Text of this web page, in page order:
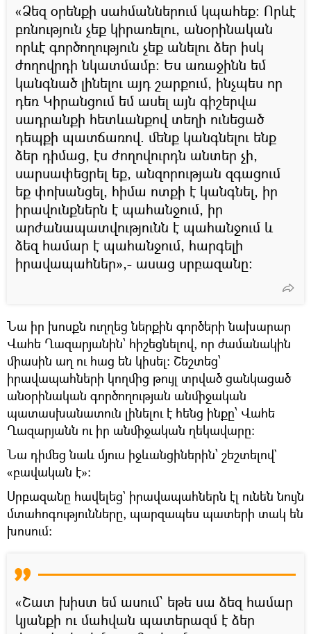
«Ձեզ օրենքի սահմաններում կպահեք։ Որևէ
բռնություն չեք կիրառելու, անօրինական
որևէ գործողություն չեք անելու ձեր իսկ
ժողովրդի նկատմամբ։ Ես առաջինն եմ
կանգնած լինելու այդ շարքում, ինչպես որ
դեռ Կիրանցում եմ ասել այն գիշերվա
սադրանքի հետևանքով տեղի ունեցած
դեպքի պատճառով. մենք կանգնելու ենք
ձեր դիմաց, էս ժողովուրդն անտեր չի,
սարսափեցրել եք, անզորության զգացում
եք փոխանցել, հիմա ոտքի է կանգնել, իր
իրավունքներն է պահանջում, իր
արժանապատվությունն է պահանջում և
ձեզ համար է պահանջում, հարգելի
իրավապահներ»,- ասաց սրբազանը։
Նա իր խոսքն ուղղեց ներքին գործերի նախարար
Վահե Ղազարյանին՝ հիշեցնելով, որ ժամանակին
միասին աղ ու հաց են կիսել։ Շեշտեց՝
իրավապահների կողմից թույլ տրված ցանկացած
անօրինական գործողության անմիջական
պատասխանատուն լինելու է հենց ինքը՝ Վահե
Ղազարյանն ու իր անմիջական ղեկավարը։
Նա դիմեց նաև մյուս իջևանցիներին՝ շեշտելով`
«բավական է»։
Սրբազանը հավելեց` իրավապահներն էլ ունեն նույն
մտահոգությունները, պարզապես պատերի տակ են
խոսում։
«Շատ խիստ եմ ասում՝ եթե սա ձեզ համար
կյանքի ու մահվան պատերազմ է ձեր